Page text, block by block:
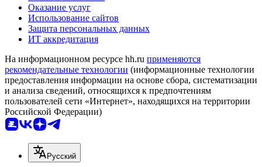
Оказание услуг
Использование сайтов
Защита персональных данных
ИТ аккредитация
На информационном ресурсе hh.ru применяются
рекомендательные технологии (информационные технологии
предоставления информации на основе сбора, систематизации
и анализа сведений, относящихся к предпочтениям
пользователей сети «Интернет», находящихся на территории
Российской Федерации)
Русский